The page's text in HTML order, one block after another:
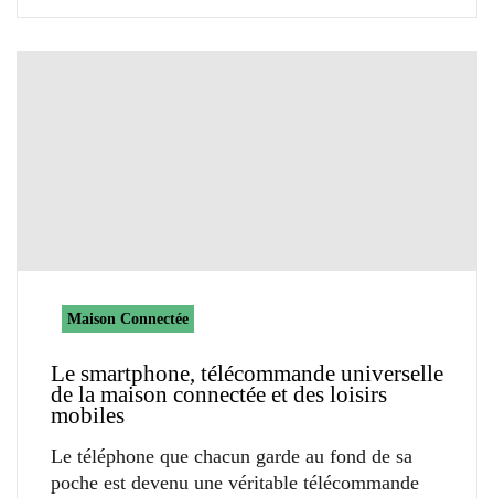
Maison Connectée
Le smartphone, télécommande universelle
de la maison connectée et des loisirs
mobiles
Le téléphone que chacun garde au fond de sa
poche est devenu une véritable télécommande